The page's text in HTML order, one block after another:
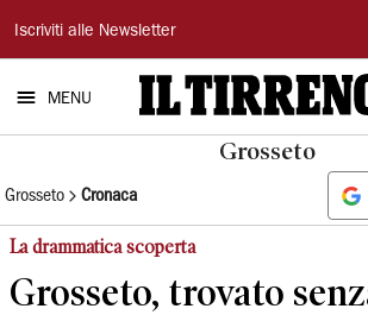
Il
Tirreno
Iscriviti alle Newsletter
MENU
Grosseto
Grosseto Cronaca
La drammatica scoperta
Grosseto, trovato